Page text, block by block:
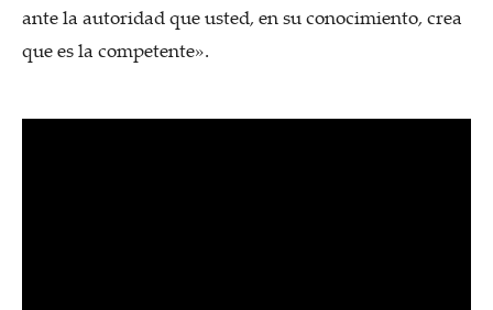
ante la autoridad que usted, en su conocimiento, crea
que es la competente».